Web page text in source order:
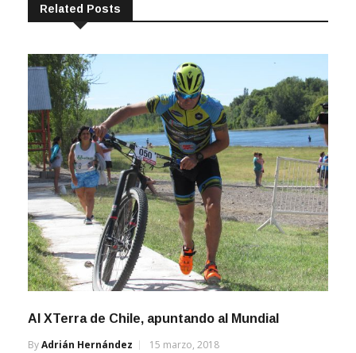
Related Posts
Al XTerra de Chile, apuntando al Mundial
ByAdrián Hernández 15 marzo, 2018